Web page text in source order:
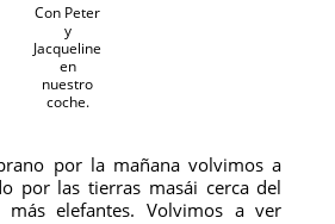
Con Peter
y
Jacqueline
en
nuestro
coche.
por la mañana volvimos a
por las tierras masái cerca del
elefantes. Volvimos a ver